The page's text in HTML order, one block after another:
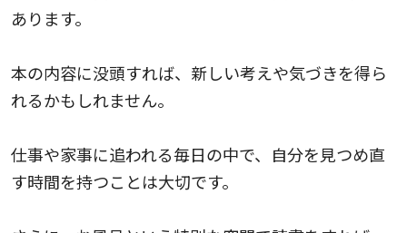
あります。
本の内容に没頭すれば、新しい考えや気づきを得ら
れるかもしれません。
仕事や家事に追われる毎日の中で、自分を見つめ直
す時間を持つことは大切です。